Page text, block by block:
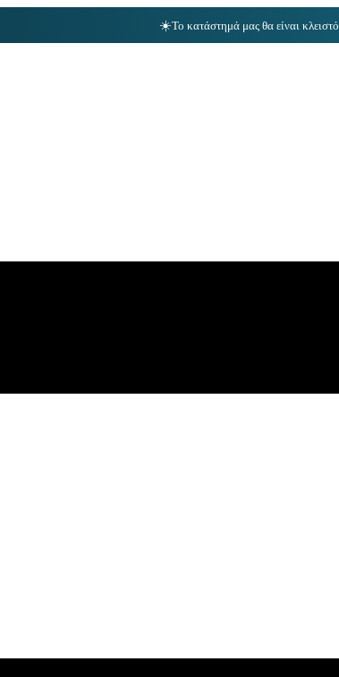
☀️Το κατάστημά μας θα είναι κλειστό